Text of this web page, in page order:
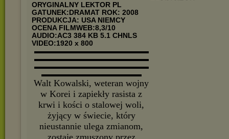
ORYGINALNY LEKTOR PL
GATUNEK:DRAMAT ROK: 2008
PRODUKCJA: USA NIEMCY
OCENA FILMWEB:8,3/10
AUDIO:AC3 384 KB 5.1 CHNLS
VIDEO:1920 x 800
▬▬▬▬▬▬▬▬▬▬▬▬▬▬▬▬
▬▬▬▬▬▬▬▬▬▬▬▬▬▬▬▬
▬▬▬▬▬▬▬▬▬▬▬▬▬▬▬▬
▬▬▬▬▬▬▬▬▬▬▬▬▬▬
Walt Kowalski, weteran wojny
w Korei i zapiekły rasista z
krwi i kości o stalowej woli,
żyjący w świecie, który
nieustannie ulega zmianom,
zostaje zmuszony przez